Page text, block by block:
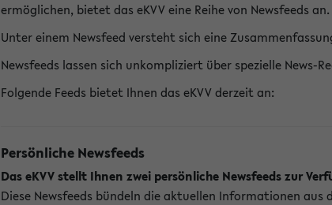
ermöglichen, bietet das eKVV eine Reihe von Newsfeeds an.
Unter einem Newsfeed versteht sich eine
Newsfeeds lassen sich unkompliziert über spezielle News-
Folgende Feeds bietet Ihnen das eKVV derzeit an:
Persönliche Newsfeeds
Das eKVV stellt Ihnen zwei persönliche Newsfeeds zur
Diese Newsfeeds bündeln die aktuellen Informationen aus